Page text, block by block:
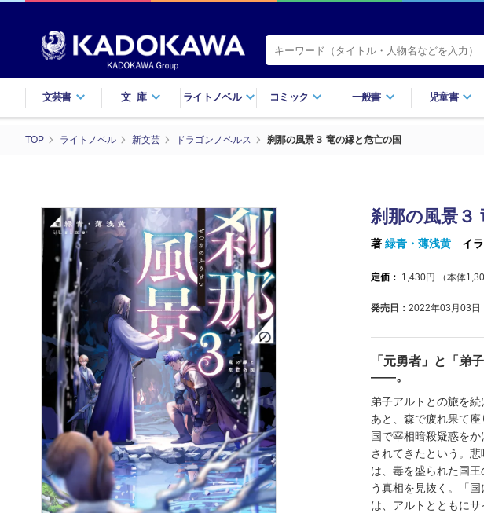
文芸書 文庫 ライトノベル コミック 一般書 児童書
TOP ライトノベル 新文芸 ドラゴンノベルス 刹那の風景３ 竜の縁と危亡の国
刹那の風景３
著 緑青・薄浅黄 イ
定価： 1,430円 （本体
発売日： 2022年03月03日
「元勇者」と「弟
――。
弟子アルトとの旅を
あと、森で疲れ果て
国で宰相暗殺疑惑を
されてきたという。
は、毒を盛られた国
う真相を見抜く。「
は、アルトとともに